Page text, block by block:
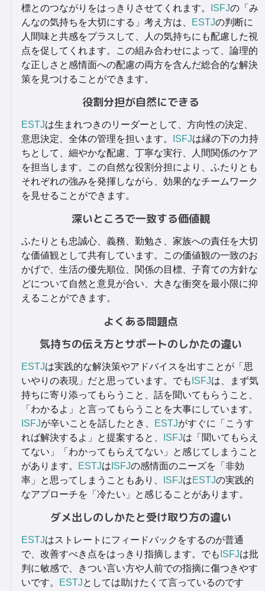
標とのつながりをはっきりさせてくれます。
ISFJの「み
んなの気持ちを大切にする」考え方は、
ESTJの判断に
人間味と共感をプラスして、人の気持ちにも配慮した視
点を促してくれます。この組み合わせによって、論理的
な正しさと感情面への配慮の両方を含んだ総合的な解決
策を見つけることができます。
役割分担が自然にできる
ESTJは生まれつきのリーダーとして、方向性の決定、
意思決定、全体の管理を担います。
ISFJは縁の下の力持
ちとして、細やかな配慮、丁寧な実行、人間関係のケア
を担当します。この自然な役割分担により、ふたりとも
それぞれの強みを発揮しながら、効果的なチームワーク
を見せることができます。
深いところで一致する価値観
ふたりとも忠誠心、義務、勤勉さ、家族への責任を大切
な価値観として共有しています。この価値観の一致のお
かげで、生活の優先順位、関係の目標、子育ての方針な
どについて自然と意見が合い、大きな衝突を最小限に抑
えることができます。
よくある問題点
気持ちの伝え方とサポートのしかたの違い
ESTJは実践的な解決策やアドバイスを出すことが「思
いやりの表現」だと思っています。でも ISFJは、まず気
持ちに寄り添ってもらうこと、話を聞いてもらうこと、
「わかるよ」と言ってもらうことを大事にしています。
ISFJが辛いことを話したとき、 ESTJがすぐに「こうす
れば解決するよ」と提案すると、
ISFJは「聞いてもらえ
てない」「わかってもらえてない」と感じてしまうこと
があります。
ESTJは ISFJの感情面のニーズを「非効
率」と思ってしまうこともあり、
ISFJはESTJの実践的
なアプローチを「冷たい」と感じることがあります。
ダメ出しのしかたと受け取り方の違い
ESTJはストレートにフィードバックをするのが普通
で、改善すべき点をはっきり指摘します。でも ISFJは批
判に敏感で、きつい言い方や人前での指摘に傷つきやす
いです。
ESTJとしては助けたくて言っているのです